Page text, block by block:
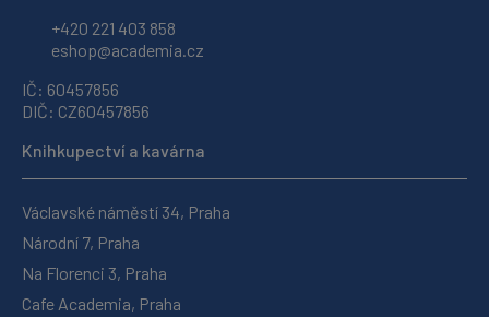
+420 221 403 858
eshop@academia.cz
IČ: 60457856
DIČ: CZ60457856
Knihkupectví a kavárna
Václavské náměstí 34, Praha
Národní 7, Praha
Na Florenci 3, Praha
Cafe Academia, Praha